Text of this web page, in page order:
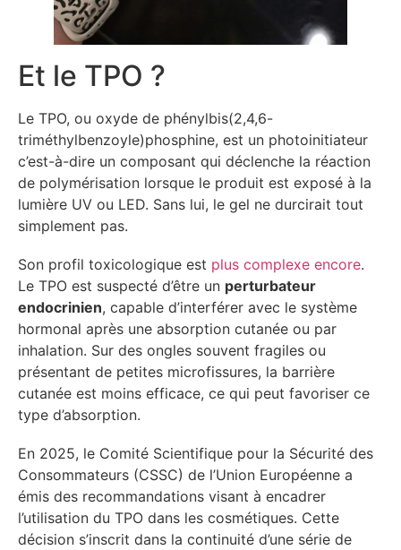
Et le TPO ?
Le TPO, ou oxyde de phénylbis(2,4,6-
triméthylbenzoyle)phosphine, est un photoinitiateur
c’est-à-dire un composant qui déclenche la réaction
de polymérisation lorsque le produit est exposé à la
lumière UV ou LED. Sans lui, le gel ne durcirait tout
simplement pas.
Son profil toxicologique est plus complexe encore.
Le TPO est suspecté d’être un perturbateur
endocrinien, capable d’interférer avec le système
hormonal après une absorption cutanée ou par
inhalation. Sur des ongles souvent fragiles ou
présentant de petites microfissures, la barrière
cutanée est moins efficace, ce qui peut favoriser ce
type d’absorption.
En 2025, le Comité Scientifique pour la Sécurité des
Consommateurs (CSSC) de l’Union Européenne a
émis des recommandations visant à encadrer
l’utilisation du TPO dans les cosmétiques. Cette
décision s’inscrit dans la continuité d’une série de